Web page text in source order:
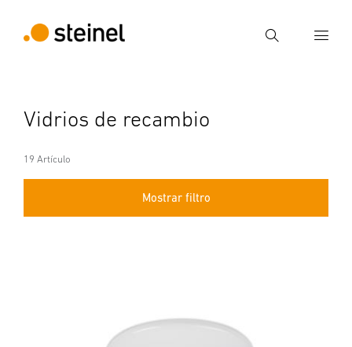
Búsqueda
Búsqueda
Vidrios de recambio
19 Artículo
Mostrar filtro